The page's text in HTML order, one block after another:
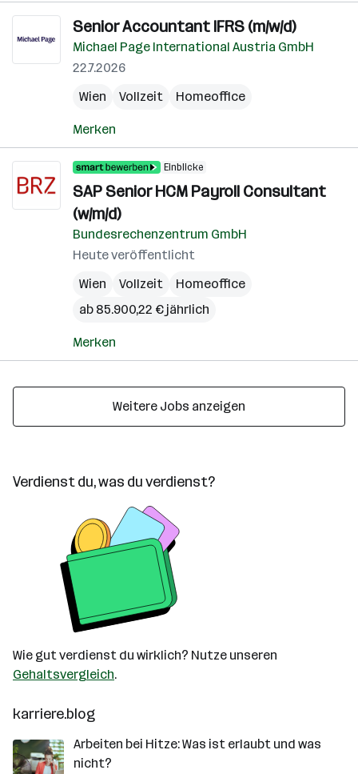
Senior Accountant IFRS (m/w/d)
Michael Page International Austria GmbH
22.7.2026
Wien
Vollzeit Homeoffice
Merken
Einblicke
SAP Senior HCM Payroll Consultant
(w/m/d)
Bundesrechenzentrum GmbH
Heute veröffentlicht
Wien
Vollzeit
Homeoffice
ab 85.900,22 € jährlich
Merken
Weitere Jobs anzeigen
Verdienst du, was du verdienst?
Wie gut verdienst du wirklich? Nutze unseren
Gehaltsvergleich.
karriere.blog
Arbeiten bei Hitze: Was ist erlaubt und was
nicht?